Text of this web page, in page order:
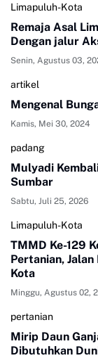
Limapuluh-Kota
Remaja Asal
Dengan jalur
Senin, Agustus 03,
artikel
Mengenal
Kamis, Mei 30, 2024
padang
Mulyadi
Sumbar
Sabtu, Juli 25, 2026
Limapuluh-Kota
TMMD Ke-129
Pertanian,
Kota
Minggu, Agustus 02,
pertanian
Mirip Daun
Dibutuhkan